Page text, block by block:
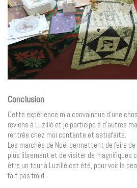
Conclusion
Cette expérience m’a convaincue d’une
reviens à Luzillé et je participe à d’autres
rentrée chez moi contente et satisfaite.
Les marchés de Noël permettent de faire
plus librement et de visiter de magnifiques
être un tour à Luzillé cet été, pour voir la
fait pas froid.